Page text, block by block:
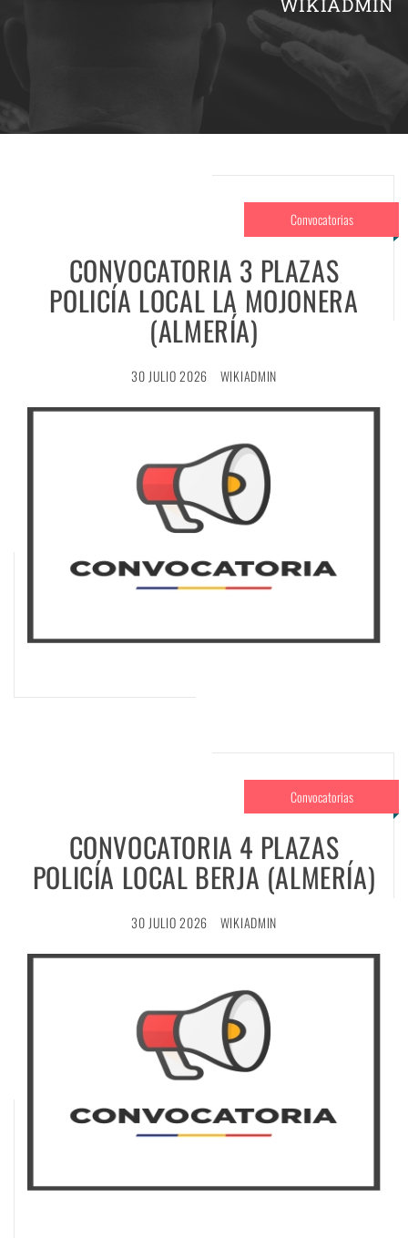
Convocatorias
CONVOCATORIA 3 PLAZAS
POLICÍA LOCAL LA MOJONERA
(ALMERÍA)
30 JULIO 2026 WIKIADMIN
Convocatorias
CONVOCATORIA 4 PLAZAS
POLICÍA LOCAL BERJA (ALMERÍA)
30 JULIO 2026 WIKIADMIN